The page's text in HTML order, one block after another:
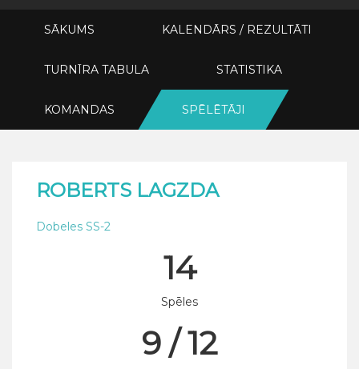
SĀKUMS KALENDĀRS / REZULTĀTI
TURNĪRA TABULA STATISTIKA
KOMANDAS SPĒLĒTĀJI
ROBERTS LAGZDA
Dobeles SS-2
14
Spēles
9 / 12